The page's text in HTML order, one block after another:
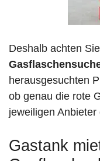
Deshalb achten
herausgesuchten
ob genau die rote
jeweiligen Anbieter
Gastank